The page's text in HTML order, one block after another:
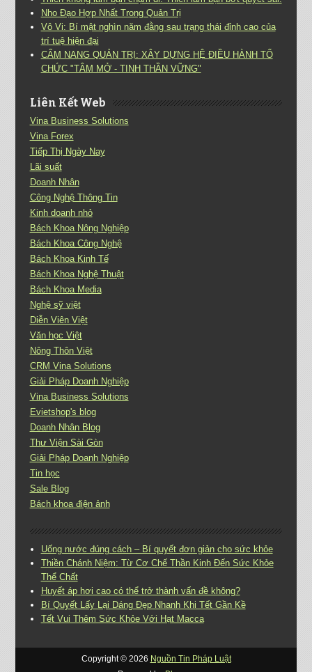
Nho Đạo Hợp Nhất Trong Quản Trị
Vô Vi: Bí mật nghìn năm đằng sau trạng thái đỉnh cao của
trí tuệ hiện đại
CẨM NANG QUẢN TRỊ: XÂY DỰNG HỆ ĐIỀU HÀNH TỔ
CHỨC "TÂM MỞ - TINH THẦN VỮNG"
Liên Kết Web
Vina Business Solutions
Vina Forex
Tiếp Thị Ngày Nay
Lãi suất
Doanh Nhân
Công Nghệ Thông Tin
Kinh doanh nhỏ
Bách Khoa Nông Nghiệp
Bách Khoa Công Nghệ
Bách Khoa Kinh Tế
Bách Khoa Nghệ Thuật
Bách Khoa Media
Nghệ sỹ việt
Diễn Viên Việt
Văn học Việt
Nông Thôn Việt
CRM Vina Solutions
Giải Pháp Doanh Nghiệp
Vina Business Solutions
Evietshop's blog
Doanh Nhân Blog
Thư Viện Sài Gòn
Giải Pháp Doanh Nghiệp
Tin học
Sale Blog
Bách khoa điện ảnh
Uống nước đúng cách – Bí quyết đơn giản cho sức khỏe
Thiền Chánh Niệm: Từ Cơ Chế Thần Kinh Đến Sức Khỏe
Thể Chất
Huyết áp hơi cao có thể trở thành vấn đề không?
Bí Quyết Lấy Lại Dáng Đẹp Nhanh Khi Tết Gần Kề
Tết Vui Thêm Sức Khỏe Với Hạt Macca
Copyright © 2026 Nguồn Tin Pháp Luật